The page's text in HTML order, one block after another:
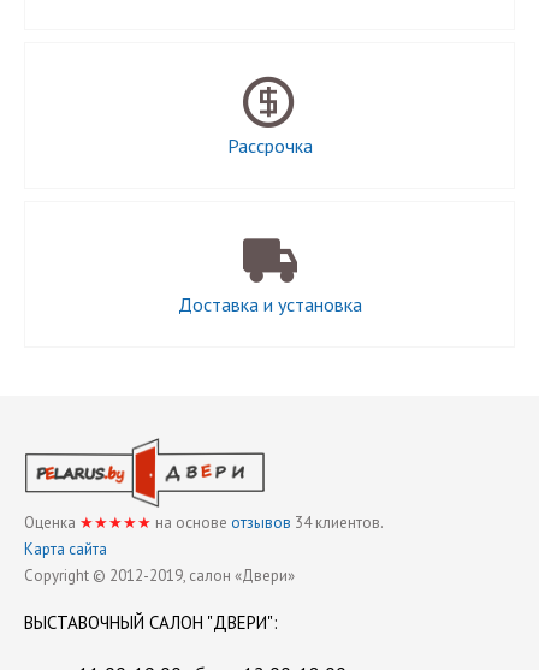
Рассрочка
Доставка и установка
Оценка ★★★★★ на основе отзывов 34клиентов.
Карта сайта
Copyright © 2012-2019, cалон «Двери»
ВЫСТАВОЧНЫЙ САЛОН "ДВЕРИ":